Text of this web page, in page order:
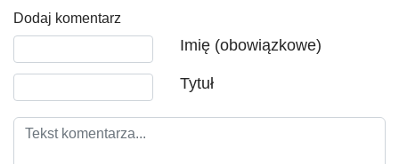
Dodaj komentarz
Imię (obowiązkowe)
Tytuł
Tekst komentarza